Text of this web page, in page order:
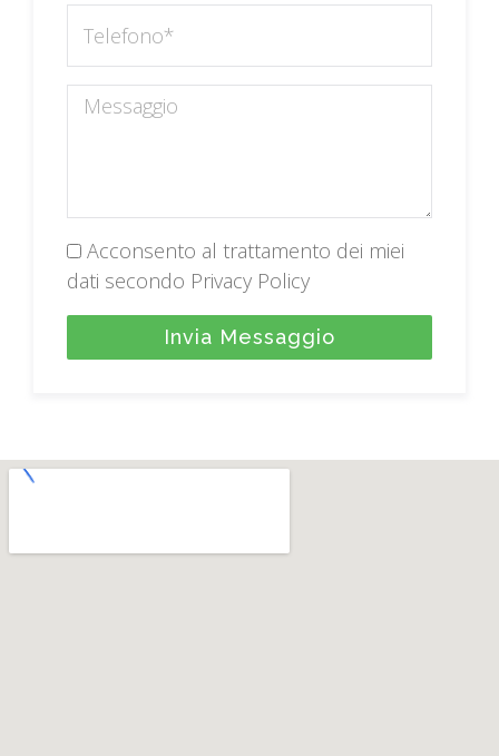
Acconsento al trattamento dei miei
dati secondo Privacy Policy
Invia Messaggio